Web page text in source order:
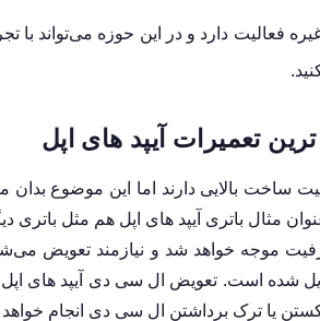
فعالیت دارد و در این حوزه می‌تواند با
تعمیرات آیپد های اپل
ساخت بالایی دارند اما این موضوع
مثال باتری آیپد های اپل هم مثل
موجه خواهد شد و نیازمند تعویض می‌شود.
شده است. تعویض ال سی دی آیپد های اپل
یا ترک برداشتن ال سی دی انجام